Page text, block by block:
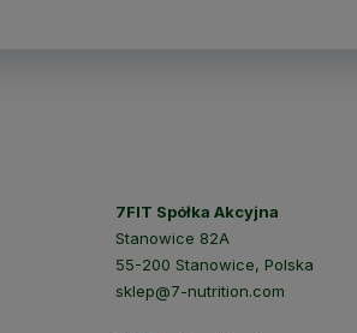
7FIT Spółka Akcyjna
Stanowice 82A
55-200 Stanowice, Polska
sklep@7-nutrition.com